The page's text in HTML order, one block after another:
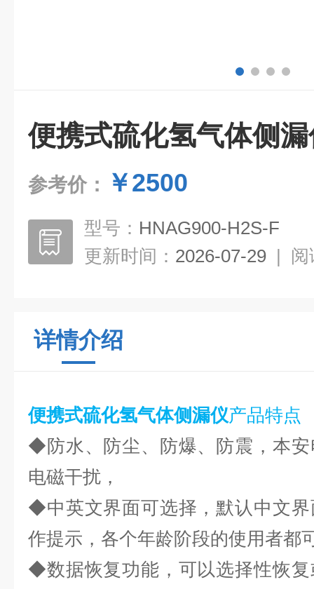
便携式硫化氢气体侧
参考价： ￥2500
型号： HNAG900-H2S-F
更新时间： 2026-07-29 | 阅
详情介绍
便携式硫化氢气体侧漏仪产品特点
◆防水、防尘、防爆、防震，本
电磁干扰，
◆中英文界面可选择，默认中文
作提示，各个年龄阶段的使用者都
◆数据恢复功能，可以选择性恢